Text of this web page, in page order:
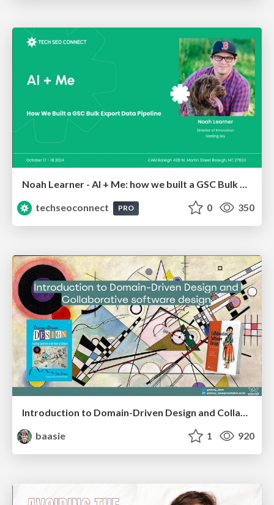
Noah Learner - AI + Me: how we built a GSC Bulk Export data pipeline
techseoconnect
PRO 0 350
Introduction to Domain-Driven Design and Collaborative software design
baasie
1 920